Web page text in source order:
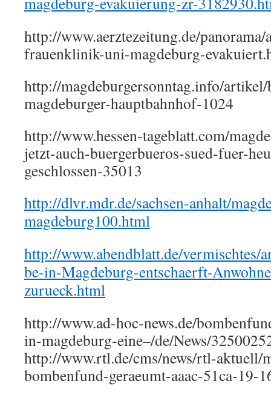
http://www.aerztezeitung.de/
frauenklinik-uni-magdeburg-
http://magdeburgersonntag.info/
magdeburger-hauptbahnhof-1024
http://www.hessen-tageblatt.com/
jetzt-auch-buergerbueros-sued-fuer-
geschlossen-35013
http://dlvr.mdr.de/sachsen-anhalt/
magdeburg100.html
http://www.abendblatt.de/vermischtes/
be-in-Magdeburg-entschaerft-
zurueck.html
http://www.ad-hoc-news.de/
in-magdeburg-eine–/de/News/
http://www.rtl.de/cms/news/rtl-aktuell/
bombenfund-geraeumt-aaac-51ca-19-